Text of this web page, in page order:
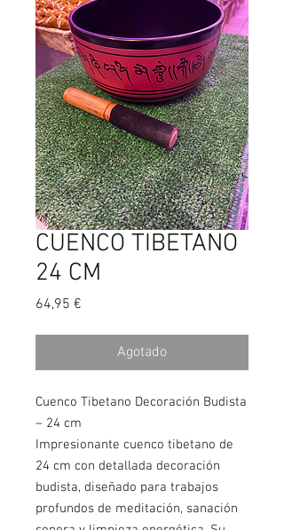
CUENCO TIBETANO
24 CM
64,95 €
Agotado
Cuenco Tibetano Decoración Budista
– 24 cm
Impresionante cuenco tibetano de
24 cm con detallada decoración
budista, diseñado para trabajos
profundos de meditación, sanación